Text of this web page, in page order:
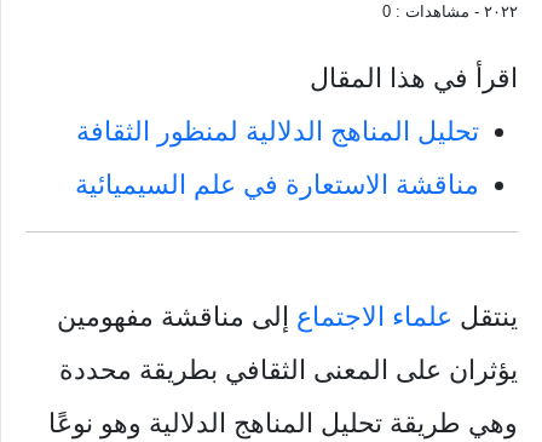
٢٠٢٢ - مشاهدات : 0
اقرأ في هذا المقال
تحليل المناهج الدلالية لمنظور الثقافة
مناقشة الاستعارة في علم السيميائية
ينتقل علماء الاجتماع إلى مناقشة مفهومين
يؤثران على المعنى الثقافي بطريقة محددة
وهي طريقة تحليل المناهج الدلالية وهو نوعًا